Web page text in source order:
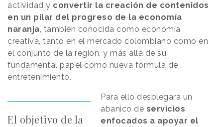
actividad y convertir la creación de contenidos
en un pilar del progreso de la economía
naranja, también conocida como economía
creativa, tanto en el mercado colombiano como en
el conjunto de la región, y más allá de su
fundamental papel como nueva fórmula de
entretenimiento.
El objetivo de la
Para ello desplegará un
abanico de servicios
enfocados a apoyar el